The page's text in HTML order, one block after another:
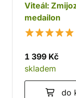
Viteál:
medailon
1 399 Kč
skladem
do